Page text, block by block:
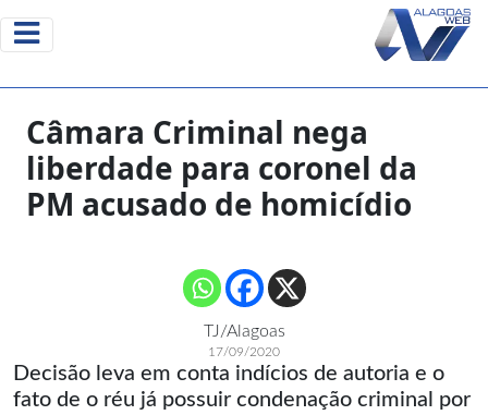
Câmara Criminal nega
liberdade para coronel da
PM acusado de homicídio
TJ/Alagoas
17/09/2020
Decisão leva em conta indícios de autoria e o
fato de o réu já possuir condenação criminal por